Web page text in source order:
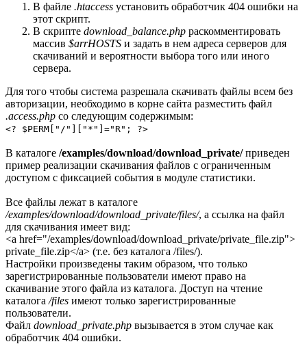
В файле .htaccess установить обработчик 404 ошибки на
этот скрипт.
В скрипте download_balance.php раскомментировать
массив $arrHOSTS и задать в нем адреса серверов для
скачиваний и вероятности выбора того или иного
сервера.
Для того чтобы система разрешала скачивать файлы всем без
авторизации, необходимо в корне сайта разместить файл
.access.php со следующим содержимым:
<? $PERM["/"]["*"]="R"; ?>
В каталоге /examples/download/download_private/приведен
пример реализации скачивания файлов с ограниченным
доступом с фиксацией события в модуле статистики.
Все файлы лежат в каталоге
/examples/download/download_private/files/, а ссылка на файл
для скачивания имеет вид:
<a href="/examples/download/download_private/private_file.zip">
private_file.zip</a> (т.е. без каталога /files/).
Настройки произведены таким образом, что только
зарегистрированные пользователи имеют право на
скачивание этого файла из каталога. Доступ на чтение
каталога /files имеют только зарегистрированные
пользователи.
Файл download_private.php вызывается в этом случае как
обработчик 404 ошибки.